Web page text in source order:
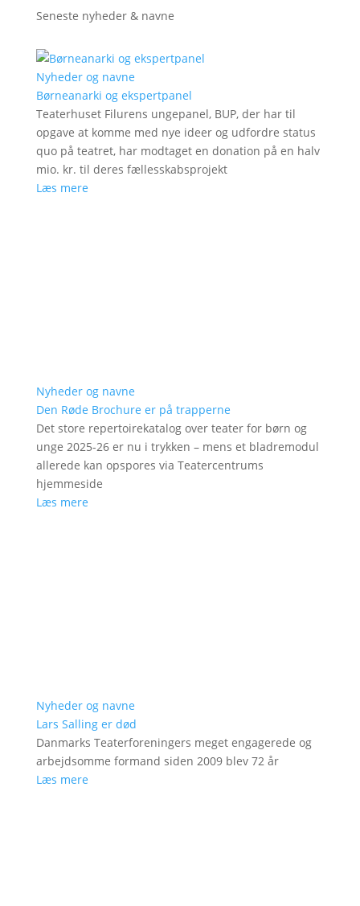
Seneste nyheder & navne
Nyheder og navne
Børneanarki og ekspertpanel
Teaterhuset Filurens ungepanel, BUP, der har til
opgave at komme med nye ideer og udfordre status
quo på teatret, har modtaget en donation på en halv
mio. kr. til deres fællesskabsprojekt
Læs mere
Nyheder og navne
Den Røde Brochure er på trapperne
Det store repertoirekatalog over teater for børn og
unge 2025-26 er nu i trykken – mens et bladremodul
allerede kan opspores via Teatercentrums
hjemmeside
Læs mere
Nyheder og navne
Lars Salling er død
Danmarks Teaterforeningers meget engagerede og
arbejdsomme formand siden 2009 blev 72 år
Læs mere